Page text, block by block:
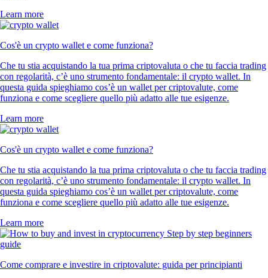
Learn more
Cos'è un crypto wallet e come funziona?
Che tu stia acquistando la tua prima criptovaluta o che tu faccia trading
con regolarità, c’è uno strumento fondamentale: il crypto wallet. In
questa guida spieghiamo cos’è un wallet per criptovalute, come
funziona e come scegliere quello più adatto alle tue esigenze.
Learn more
Cos'è un crypto wallet e come funziona?
Che tu stia acquistando la tua prima criptovaluta o che tu faccia trading
con regolarità, c’è uno strumento fondamentale: il crypto wallet. In
questa guida spieghiamo cos’è un wallet per criptovalute, come
funziona e come scegliere quello più adatto alle tue esigenze.
Learn more
Come comprare e investire in criptovalute: guida per principianti